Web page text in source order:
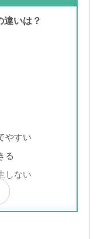
いは？
やすい
る
しない
安くなってし